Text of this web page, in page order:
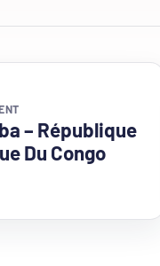
– République
Du Congo